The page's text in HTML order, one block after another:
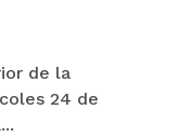
de la
24 de